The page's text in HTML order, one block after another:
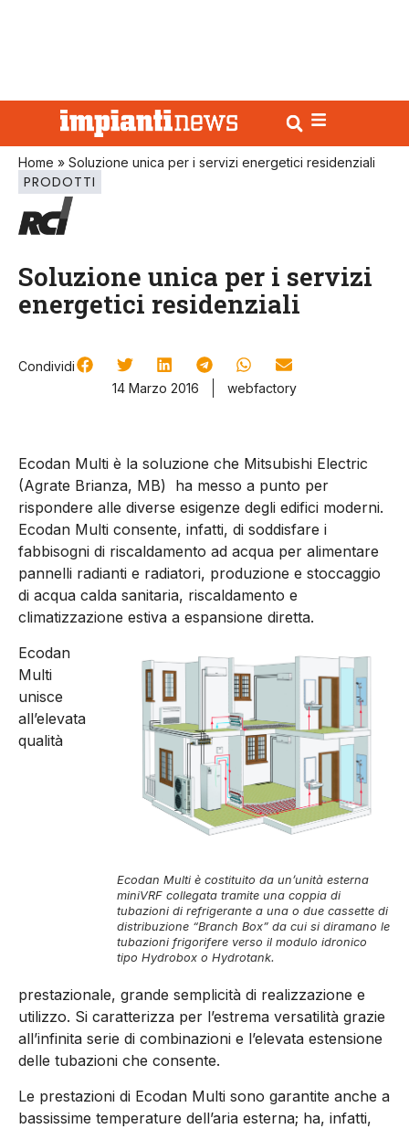
Home » Soluzione unica per i servizi energetici residenziali
PRODOTTI
Soluzione unica per i servizi
energetici residenziali
Condividi
14 Marzo 2016
webfactory
Ecodan Multi è la soluzione che Mitsubishi Electric
(Agrate Brianza, MB) ha messo a punto per
rispondere alle diverse esigenze degli edifici moderni.
Ecodan Multi consente, infatti, di soddisfare i
fabbisogni di riscaldamento ad acqua per alimentare
pannelli radianti e radiatori, produzione e stoccaggio
di acqua calda sanitaria, riscaldamento e
climatizzazione estiva a espansione diretta.
Ecodan Multi è costituito da un’unità esterna
miniVRF collegata tramite una coppia di
tubazioni di refrigerante a una o due cassette di
distribuzione “Branch Box” da cui si diramano le
tubazioni frigorifere verso il modulo idronico
tipo Hydrobox o Hydrotank.
Ecodan
Multi
unisce
all’elevata
qualità
prestazionale, grande semplicità di realizzazione e
utilizzo. Si caratterizza per l’estrema versatilità grazie
all’infinita serie di combinazioni e l’elevata estensione
delle tubazioni che consente.
Le prestazioni di Ecodan Multi sono garantite anche a
bassissime temperature dell’aria esterna; ha, infatti,